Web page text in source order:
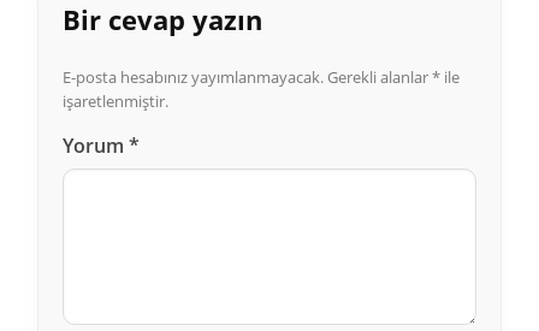
Bir cevap yazın
E-posta hesabınız yayımlanmayacak.Gerekli alanlar* ile
işaretlenmiştir.
Yorum *